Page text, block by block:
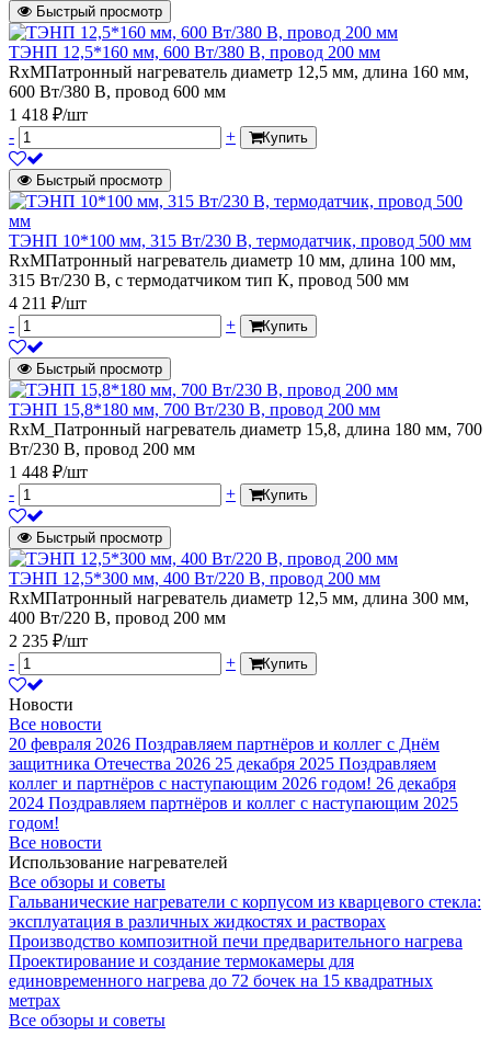
Быстрый просмотр
ТЭНП 12,5*160 мм, 600 Вт/380 В, провод 200 мм
RxMПатронный нагреватель диаметр 12,5 мм, длина 160 мм,
600 Вт/380 В, провод 600 мм
1 418 ₽/шт
-
+ Купить
Быстрый просмотр
ТЭНП 10*100 мм, 315 Вт/230 В, термодатчик, провод 500 мм
RxMПатронный нагреватель диаметр 10 мм, длина 100 мм,
315 Вт/230 В, с термодатчиком тип К, провод 500 мм
4 211 ₽/шт
-
+ Купить
Быстрый просмотр
ТЭНП 15,8*180 мм, 700 Вт/230 В, провод 200 мм
RxM_Патронный нагреватель диаметр 15,8, длина 180 мм, 700
Вт/230 В, провод 200 мм
1 448 ₽/шт
-
+ Купить
Быстрый просмотр
ТЭНП 12,5*300 мм, 400 Вт/220 В, провод 200 мм
RxMПатронный нагреватель диаметр 12,5 мм, длина 300 мм,
400 Вт/220 В, провод 200 мм
2 235 ₽/шт
-
+ Купить
Новости
Все новости
20 февраля 2026 Поздравляем партнёров и коллег с Днём
защитника Отечества 2026 25 декабря 2025 Поздравляем
коллег и партнёров с наступающим 2026 годом! 26 декабря
2024 Поздравляем партнёров и коллег с наступающим 2025
годом!
Все новости
Использование нагревателей
Все обзоры и советы
Гальванические нагреватели с корпусом из кварцевого стекла:
эксплуатация в различных жидкостях и растворах
Производство композитной печи предварительного нагрева
Проектирование и создание термокамеры для
единовременного нагрева до 72 бочек на 15 квадратных
метрах
Все обзоры и советы